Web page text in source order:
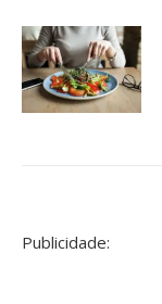
Publicidade: